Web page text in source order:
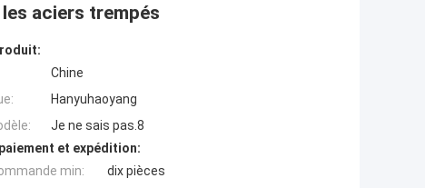
aciers trempés
Chine
Hanyuhaoyang
Je ne sais pas.8
et expédition:
min:
dix pièces